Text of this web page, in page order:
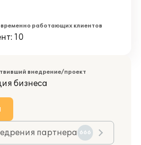
работающих клиентов
10
внедрение/проект
бизнеса
партнера 666